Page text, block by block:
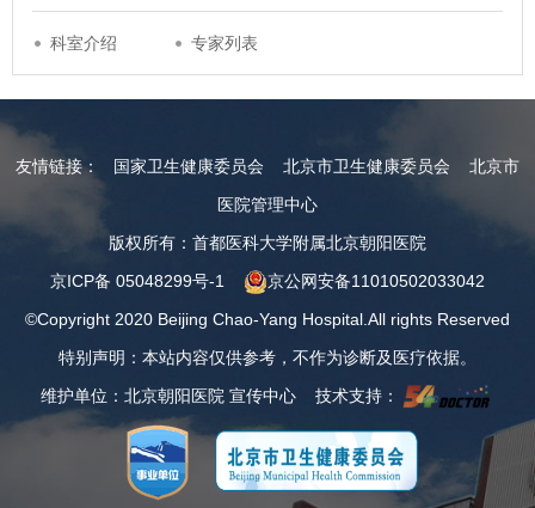
科室介绍 专家列表
友情链接： 国家卫生健康委员会 北京市卫生健康委员会
北京市
医院管理中心
版权所有：首都医科大学附属北京朝阳医院
京ICP备 05048299号-1
京公网安备11010502033042
©Copyright 2020 Beijing Chao-Yang Hospital.All rights Reserved
特别声明：本站内容仅供参考，不作为诊断及医疗依据。
维护单位：北京朝阳医院 宣传中心 技术支持：